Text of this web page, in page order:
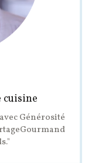
cuisine
Générosité